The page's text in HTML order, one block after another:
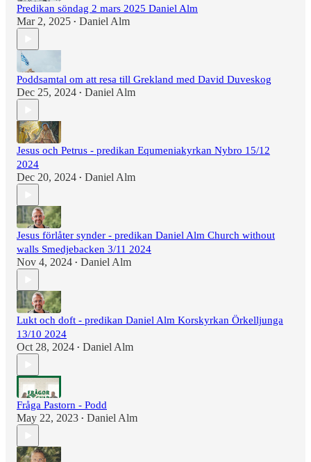
Predikan söndag 2 mars 2025 Daniel Alm
Mar 2, 2025 • Daniel Alm
Poddsamtal om att resa till Grekland med David Duveskog
Dec 25, 2024 • Daniel Alm
Jesus och Petrus - predikan Equmeniakyrkan Nybro 15/12
2024
Dec 20, 2024 • Daniel Alm
Jesus förlåter synder - predikan Daniel Alm Church without
walls Smedjebacken 3/11 2024
Nov 4, 2024 • Daniel Alm
Lukt och doft - predikan Daniel Alm Korskyrkan Örkelljunga
13/10 2024
Oct 28, 2024 • Daniel Alm
Fråga Pastorn - Podd
May 22, 2023 • Daniel Alm